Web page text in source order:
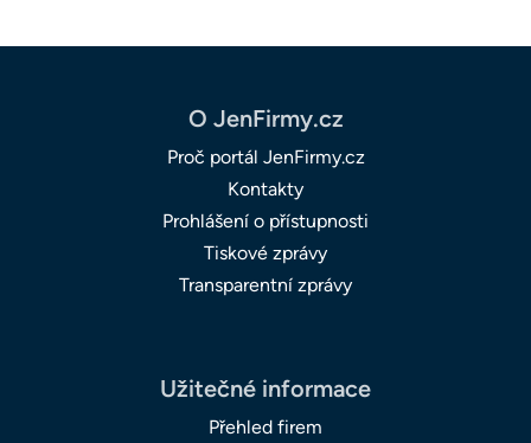
O JenFirmy.cz
Proč portál JenFirmy.cz
Kontakty
Prohlášení o přístupnosti
Tiskové zprávy
Transparentní zprávy
Užitečné informace
Přehled firem